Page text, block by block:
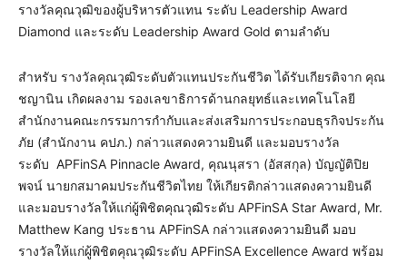
รางวัลคุณวุฒิของผู้บริหารตัวแทน ระดับ Leadership Award
Diamond และระดับ Leadership Award Gold ตามลำดับ
สำหรับ รางวัลคุณวุฒิระดับตัวแทนประกันชีวิต ได้รับเกียรติจาก คุณ
ชญานิน เกิดผลงาม รองเลขาธิการด้านกลยุทธ์และเทคโนโลยี
สำนักงานคณะกรรมการกำกับและส่งเสริมการประกอบธุรกิจประกัน
ภัย (สำนักงาน คปภ.) กล่าวแสดงความยินดี และมอบรางวัล
ระดับ APFinSA Pinnacle Award, คุณนุสรา (อัสสกุล) บัญญัติปิย
พจน์ นายกสมาคมประกันชีวิตไทย ให้เกียรติกล่าวแสดงความยินดี
และมอบรางวัลให้แก่ผู้พิชิตคุณวุฒิระดับ APFinSA Star Award, Mr.
Matthew Kang ประธาน APFinSA กล่าวแสดงความยินดี มอบ
รางวัลให้แก่ผู้พิชิตคุณวุฒิระดับ APFinSA Excellence Award พร้อม